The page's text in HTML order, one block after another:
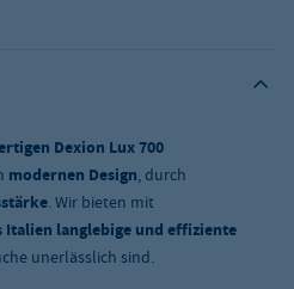
Dexion Lux 700
modernen Design, durch
. Wir bieten mit
Italien langlebige und effiziente
unerlässlich sind.